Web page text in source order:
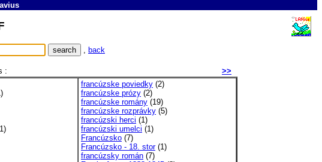
, back
:
>>
francúzske poviedky (2)
francúzske prózy (2)
francúzske romány (19)
francúzske rozprávky (5)
francúzski herci (1)
francúzski umelci (1)
Francúzsko (7)
Francúzsko - 18. stor(1)
francúzsky román (7)